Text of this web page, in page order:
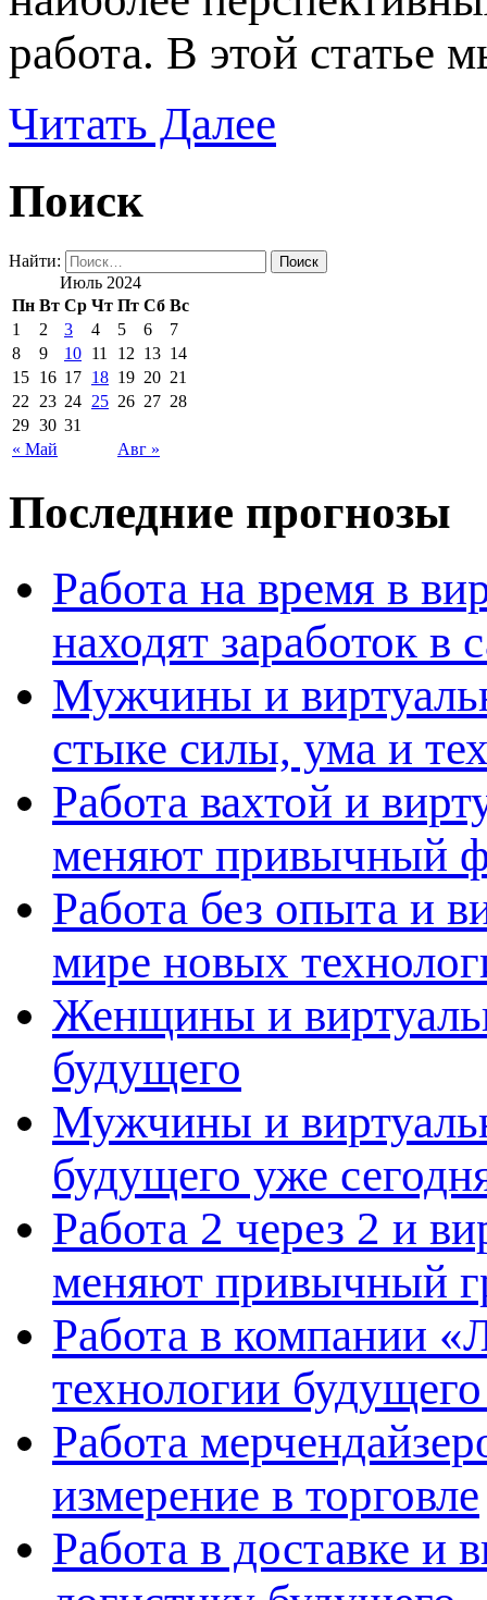
работа. В этой статье
Читать Далее
Поиск
Найти:
Июль 2024
Пн Вт Ср Чт Пт Сб Вс
« Май Авг »
1 2 3 4 5 6
7
8
9 10 11 12 13 14
15 16 17 18 19 20 21
22
23 24 25 26 27 28
29 30 31
Последние прогнозы
Работа на время в
находят заработок
Мужчины и
стыке силы, ума и
Работа вахтой и
меняют привычный
Работа без опыта и
мире новых
Женщины и
будущего
Мужчины и
будущего уже
Работа 2 через 2 и
меняют привычный
Работа в компании
технологии
Работа
измерение в торговле
Работа в доставке и